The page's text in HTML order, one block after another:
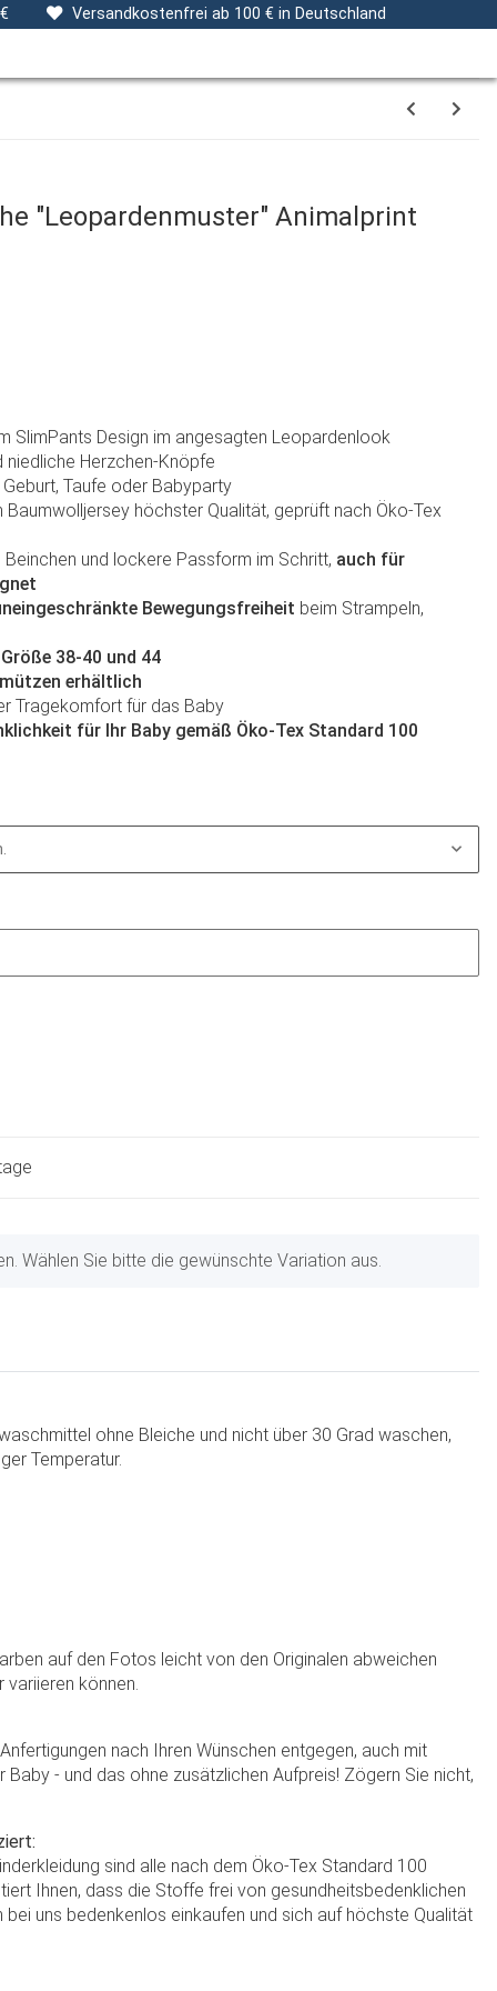
Versandkostenfrei ab 100 € in Deutschland
Stoffe Gutscheine Verpackungsservice
"Leopardenmuster" Animalprint
SlimPants Design im angesagten Leopardenlook
Herzchen-Knöpfe
Taufe oder Babyparty
höchster Qualität, geprüft nach Öko-Tex
und lockere Passform im Schritt, auch für
Bewegungsfreiheit beim Strampeln,
38-40 und 44
erhältlich
Tragekomfort für das Baby
für Ihr Baby gemäß Öko-Tex Standard 100
Wählen Sie bitte die gewünschte Variation aus.
ohne Bleiche und nicht über 30 Grad waschen,
Temperatur.
auf den Fotos leicht von den Originalen abweichen
können.
nach Ihren Wünschen entgegen, auch mit
- und das ohne zusätzlichen Aufpreis! Zögern Sie nicht,
sind alle nach dem Öko-Tex Standard 100
Ihnen, dass die Stoffe frei von gesundheitsbedenklichen
uns bedenkenlos einkaufen und sich auf höchste Qualität